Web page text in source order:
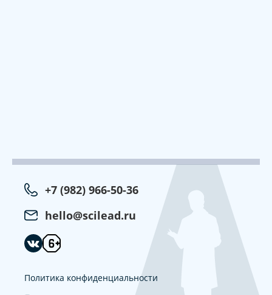
+7 (982) 966-50-36
hello@scilead.ru
Политика конфиденциальности